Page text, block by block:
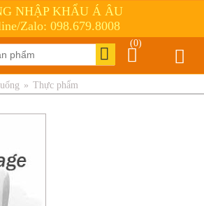
NHẬP KHẨU Á ÂU
Zalo: 098.679.8008
(0)
» Thực phẩm